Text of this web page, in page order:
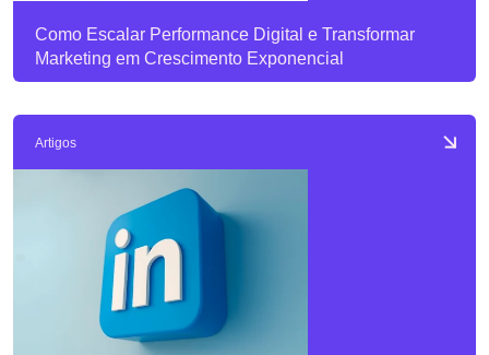
Como Escalar Performance Digital e Transformar
Marketing em Crescimento Exponencial
Artigos